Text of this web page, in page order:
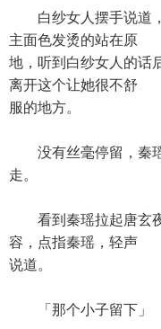
白纱女人摆手说道，
主面色发烫的站在原
地，听到白纱女人的话
离开这个让她很不舒
服的地方。
没有丝毫停留，秦瑶
走。
看到秦瑶拉起唐玄夜
容，点指秦瑶，轻声
说道。
「那个小子留下」